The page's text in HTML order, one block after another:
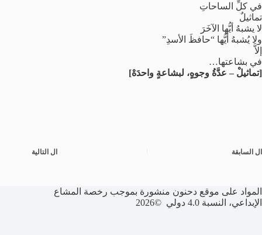
في كلِّ الساحاتِ
تماثيلٌ
لا يشبهُ أيُّها الآخَرَ
ولا يُشبهُ أيُّها “حافظَ الأسدِ”
إلاَّ
في بشاعتها…
[تماثيلْ – عدَّةُ وجوهٍ، لبشاعةٍ واحدَهْ]
ال السابقة ال التالية
المواد على موقع دحنون منشورة بموجب رخصة المشاع
الإبداعي، النسبة 4.0 دولي ©2026